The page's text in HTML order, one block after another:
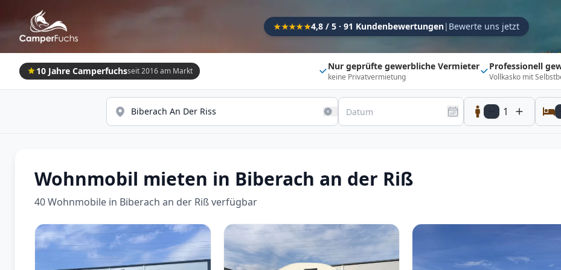
★★★★★4,8 / 5 · 91 Kundenbewertungen| Bewerte uns jetzt
10 Jahre Camperfuchsseit 2016 am Markt Nur geprüfte gewerbliche Vermieter
keine Privatvermietung
Professionell
Vollkasko mit
1
Sitzplätze 1
Schlafplätze 1
Flexibel (±3 Tage)
Teil-Integriert
Wohnmobil mieten in Biberach an der Riß
40 Wohnmobile in Biberach an der Riß verfügbar